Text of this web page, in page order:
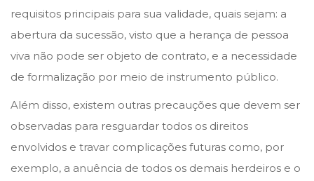
requisitos principais para sua validade, quais sejam: a
abertura da sucessão, visto que a herança de pessoa
viva não pode ser objeto de contrato, e a necessidade
de formalização por meio de instrumento público.
Além disso, existem outras precauções que devem ser
observadas para resguardar todos os direitos
envolvidos e travar complicações futuras como, por
exemplo, a anuência de todos os demais herdeiros e o